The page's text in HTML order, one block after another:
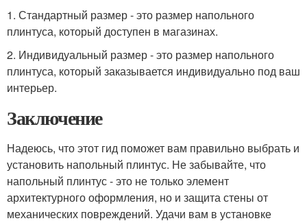
1. Стандартный размер - это размер напольного
плинтуса, который доступен в магазинах.
2. Индивидуальный размер - это размер напольного
плинтуса, который заказывается индивидуально под ваш
интерьер.
Заключение
Надеюсь, что этот гид поможет вам правильно выбрать и
установить напольный плинтус. Не забывайте, что
напольный плинтус - это не только элемент
архитектурного оформления, но и защита стены от
механических повреждений. Удачи вам в установке